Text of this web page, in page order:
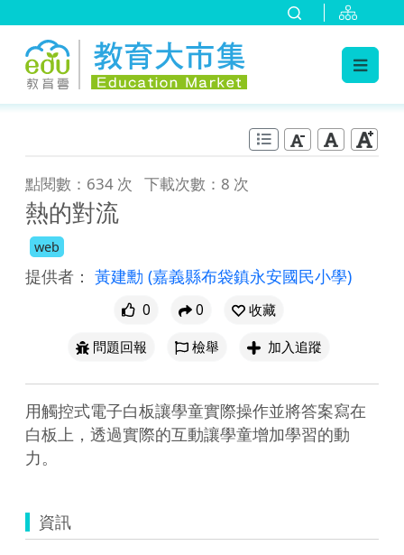
點閱數：634 次 下載次數：8 次
熱的對流
web
提供者： 黃建勳 (嘉義縣布袋鎮永安國民小學)
0 0
收藏
問題回報
檢舉 加入追蹤
用觸控式電子白板讓學童實際操作並將答案寫在
白板上，透過實際的互動讓學童增加學習的動
資訊